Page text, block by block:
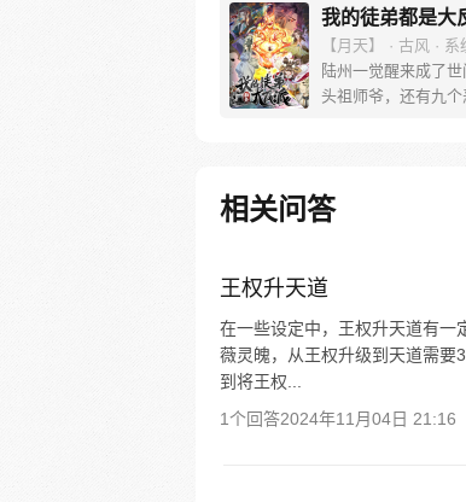
我的徒弟都是大
【月天】 · 古风 · 系
陆州一觉醒来成了
头祖师爷，还有九个
徒 大徒弟于正海：“
靡，除了师父他老人
等寝食难安啊” ……
相关问答
王权升天道
在一些设定中，王权升天道有一
薇灵魄，从王权升级到天道需要
到将王权...
1个回答2024年11月04日 21:16